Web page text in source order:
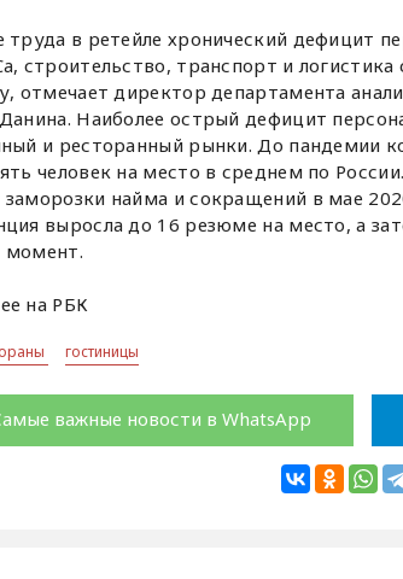
в ретейле хронический дефицит
строительство, транспорт и
отмечает директор департамента
Наиболее острый дефицит
и ресторанный рынки. До пандемии
человек на место в среднем по
найма и сокращений в мае
выросла до 16 резюме на место, а
на РБК
гостиницы
важные новости в WhatsApp